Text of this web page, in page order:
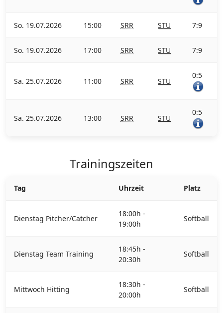
So. 19.07.2026 15:00 SRR STU 7:9
So. 19.07.2026 17:00 SRR STU 7:9
Sa. 25.07.2026 11:00 SRR STU
0:5
Sa. 25.07.2026 13:00 SRR STU
0:5
Trainingszeiten
Tag Uhrzeit Platz
Dienstag Pitcher/Catcher
18:00h -
19:00h
Softball
Dienstag Team Training
18:45h -
20:30h
Softball
Mittwoch Hitting
18:30h -
20:00h
Softball